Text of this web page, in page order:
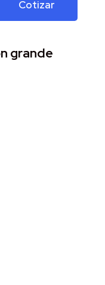
Cotizar
grande